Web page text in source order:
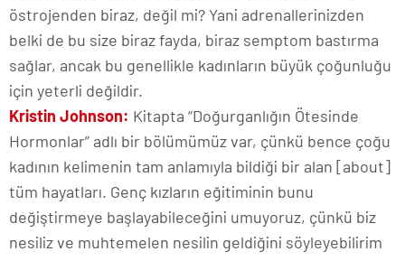
östrojenden biraz, değil mi? Yani adrenallerinizden
belki de bu size biraz fayda, biraz semptom bastırma
sağlar, ancak bu genellikle kadınların büyük çoğunluğu
için yeterli değildir.
Kristin Johnson: Kitapta “Doğurganlığın Ötesinde
Hormonlar” adlı bir bölümümüz var, çünkü bence çoğu
kadının kelimenin tam anlamıyla bildiği bir alan [about]
tüm hayatları. Genç kızların eğitiminin bunu
değiştirmeye başlayabileceğini umuyoruz, çünkü biz
nesiliz ve muhtemelen nesilin geldiğini söyleyebilirim